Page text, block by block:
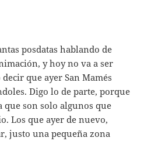
posdatas hablando de
y hoy no va a ser
que ayer San Mamés
Digo lo de parte, porque
que son solo algunos que
Los que ayer de nuevo,
justo una pequeña zona